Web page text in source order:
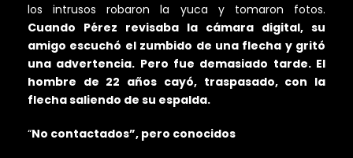
los intrusos robaron la yuca y tomaron fotos.
Cuando Pérez revisaba la cámara digital, su
amigo escuchó el zumbido de una flecha y gritó
una advertencia. Pero fue demasiado tarde. El
hombre de 22 años cayó, traspasado, con la
flecha saliendo de su espalda.
“No contactados”, pero conocidos